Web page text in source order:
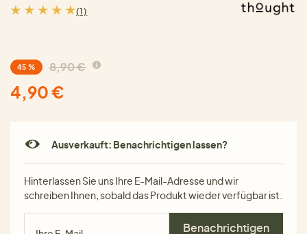
(1)
45 % 8,90 €
4,90 €
Ausverkauft: Benachrichtigen lassen?
Hinterlassen Sie uns Ihre E-Mail-Adresse und wir
schreiben Ihnen, sobald das Produkt wieder verfügbar ist.
Benachrichtigen